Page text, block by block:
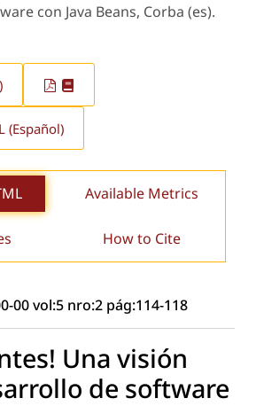
con Java Beans, Corba (es).
(Español)
Available Metrics
How to Cite
00 vol:5 nro:2 pág:114-118
Una visión
de software